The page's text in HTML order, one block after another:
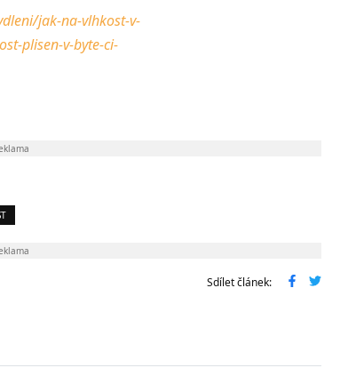
jak-na-vlhkost-v-
plisen-v-byte-ci-
Sdílet článek: